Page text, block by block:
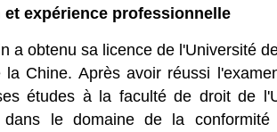
et expérience professionnelle
a obtenu sa licence de l'Université
la Chine. Après avoir réussi
études à la faculté de droit de
dans le domaine de la